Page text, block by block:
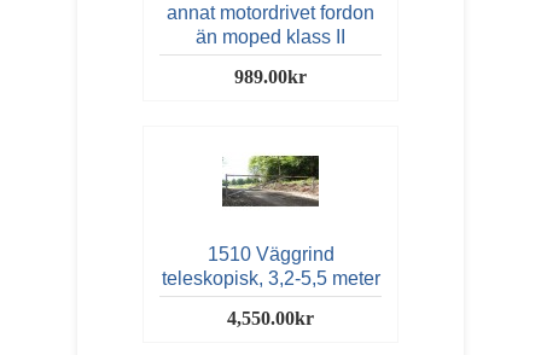
annat motordrivet fordon
än moped klass II
989.00kr
1510 Väggrind
teleskopisk, 3,2-5,5 meter
4,550.00kr